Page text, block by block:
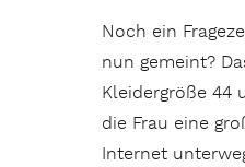
Noch ein
nun gemeint?
Kleidergröße 44
die Frau eine
Internet